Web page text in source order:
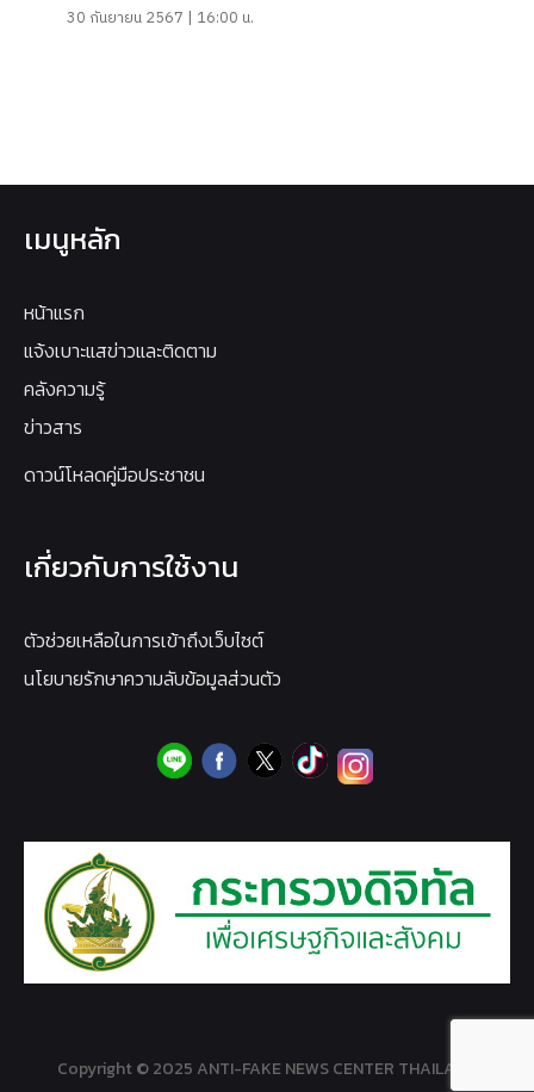
30 กันยายน 2567 | 16:00 น.
เมนูหลัก
หน้าแรก
แจ้งเบาะแสข่าวและติดตาม
คลังความรู้
ข่าวสาร
ดาวน์โหลดคู่มือประชาชน
เกี่ยวกับการใช้งาน
ตัวช่วยเหลือในการเข้าถึงเว็บไซต์
นโยบายรักษาความลับข้อมูลส่วนตัว
Copyright © 2025 ANTI-FAKE NEWS CENTER THAILAND